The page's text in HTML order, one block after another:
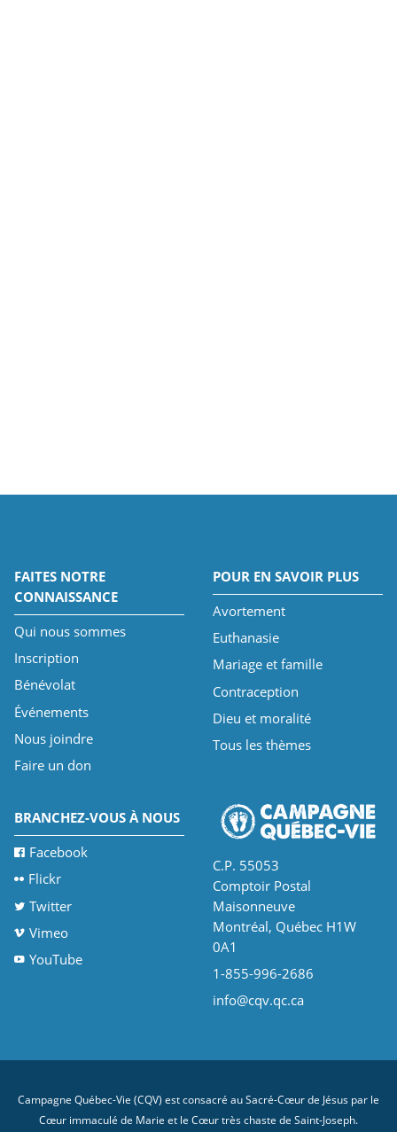
FAITES NOTRE
CONNAISSANCE
Qui nous sommes
Inscription
Bénévolat
Événements
Nous joindre
Faire un don
POUR EN SAVOIR PLUS
Avortement
Euthanasie
Mariage et famille
Contraception
Dieu et moralité
Tous les thèmes
BRANCHEZ-VOUS À NOUS
Facebook
Flickr
Twitter
Vimeo
YouTube
C.P. 55053
Comptoir Postal
Maisonneuve
Montréal, Québec H1W
0A1
1-855-996-2686
info@cqv.qc.ca
Campagne Québec-Vie (CQV) est consacré au Sacré-Cœur de Jésus par le
Cœur immaculé de Marie et le Cœur très chaste de Saint-Joseph.